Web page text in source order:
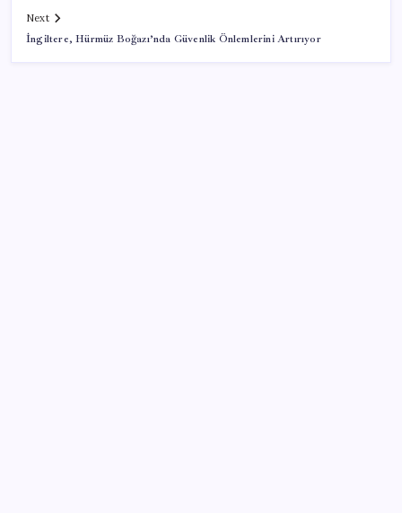
Next
İngiltere, Hürmüz Boğazı’nda Güvenlik Önlemlerini Artırıyor